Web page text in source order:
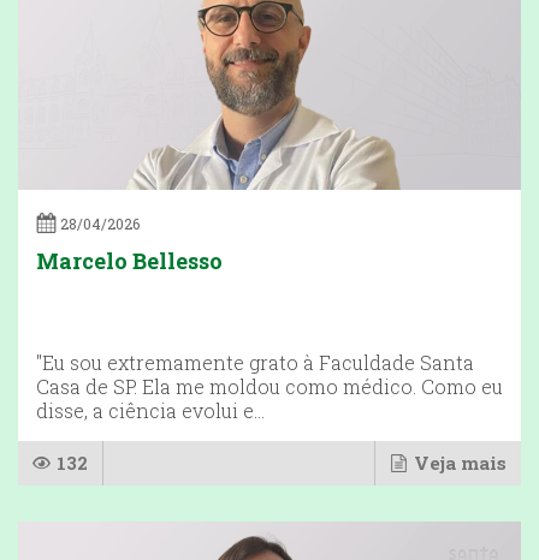
28/04/2026
Marcelo Bellesso
"Eu sou extremamente grato à Faculdade Santa
Casa de SP. Ela me moldou como médico. Como eu
disse, a ciência evolui e...
132 Veja mais